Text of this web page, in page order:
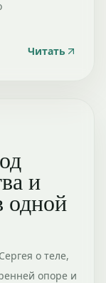
Читать
и
одной
о теле,
опоре и